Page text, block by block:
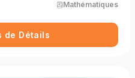
tout en comprenant
concrets et des exercices
Mathématiques
de Détails